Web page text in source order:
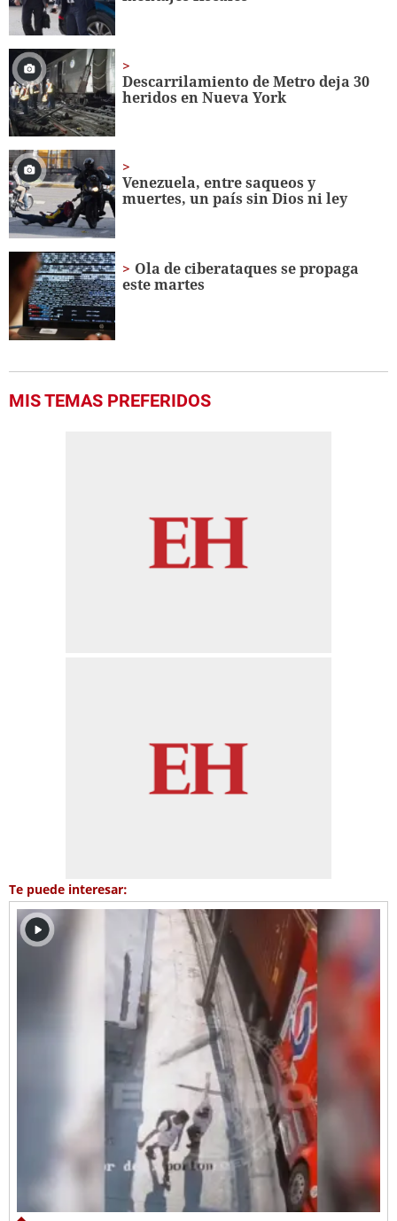
Descarrilamiento de Metro deja 30
heridos en Nueva York
Venezuela, entre saqueos y
muertes, un país sin Dios ni ley
Ola de ciberataques se propaga
este martes
MIS TEMAS PREFERIDOS
Te puede interesar: